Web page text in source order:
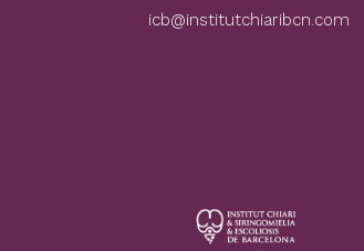
icb@institutchiaribcn.com